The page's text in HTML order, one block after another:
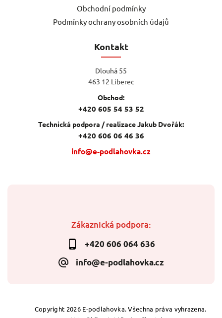
Zákaznická podpora:
+420 606 064 636
info@e-podlahovka.cz
Obchodní podmínky
Podmínky ochrany osobních údajů
Kontakt
Dlouhá 55
463 12 Liberec
Obchod:
+420 605 54 53 52
Technická podpora / realizace Jakub Dvořák:
+420 606 06 46 36
info@e-podlahovka.cz
Copyright 2026 E-podlahovka. Všechna práva vyhrazena.